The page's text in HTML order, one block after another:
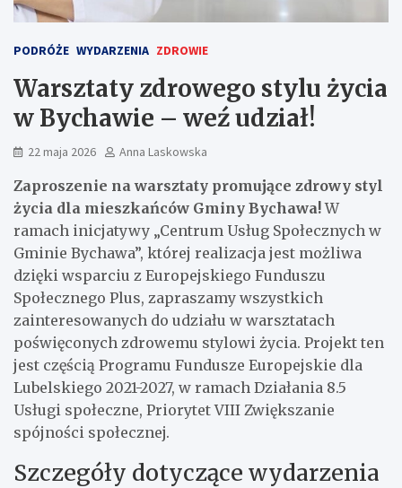
PODRÓŻE WYDARZENIA ZDROWIE
Warsztaty zdrowego stylu życia
w Bychawie – weź udział!
22 maja 2026 Anna Laskowska
Zaproszenie na warsztaty promujące zdrowy styl
życia dla mieszkańców Gminy Bychawa!W
ramach inicjatywy „Centrum Usług Społecznych w
Gminie Bychawa”, której realizacja jest możliwa
dzięki wsparciu z Europejskiego Funduszu
Społecznego Plus, zapraszamy wszystkich
zainteresowanych do udziału w warsztatach
poświęconych zdrowemu stylowi życia. Projekt ten
jest częścią Programu Fundusze Europejskie dla
Lubelskiego 2021-2027, w ramach Działania 8.5
Usługi społeczne, Priorytet VIII Zwiększanie
spójności społecznej.
Szczegóły dotyczące wydarzenia